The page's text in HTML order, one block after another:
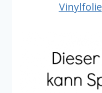
Vinylfolie